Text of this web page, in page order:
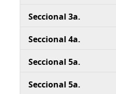
Seccional 3a.
Seccional 4a.
Seccional 5a.
Seccional 5a.